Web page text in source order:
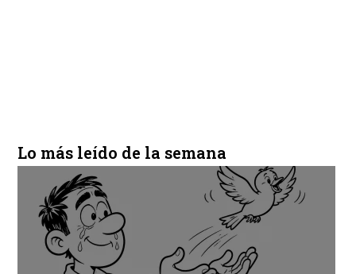
Lo más leído de la semana